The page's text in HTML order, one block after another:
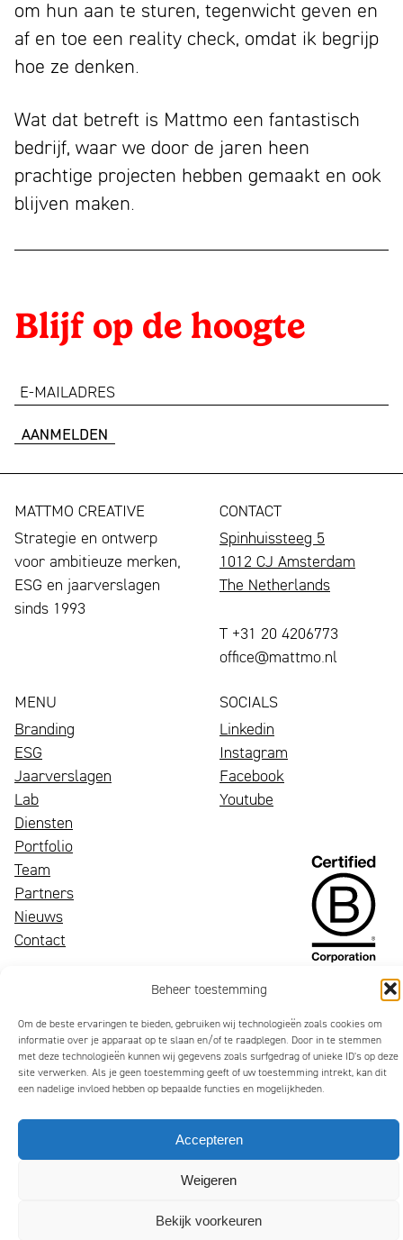
Beheer toestemming
Om de beste ervaringen te bieden, gebruiken wij technologieën zoals cookies om
informatie over je apparaat op te slaan en/of te raadplegen. Door in te stemmen
met deze technologieën kunnen wij gegevens zoals surfgedrag of unieke ID's op deze
site verwerken. Als je geen toestemming geeft of uw toestemming intrekt, kan dit
een nadelige invloed hebben op bepaalde functies en mogelijkheden.
Accepteren
Weigeren
Bekijk voorkeuren
om hun aan te sturen, tegenwicht geven en
af en toe een reality check, omdat ik begrijp
hoe ze denken.
Wat dat betreft is Mattmo een fantastisch
bedrijf, waar we door de jaren heen
prachtige projecten hebben gemaakt en ook
blijven maken.
Blijf op de hoogte
e-
MATTMO CREATIVE
Strategie en ontwerp
voor ambitieuze merken,
ESG en jaarverslagen
sinds 1993
CONTACT
Spinhuissteeg 5
1012 CJ Amsterdam
The Netherlands
T +31 20 4206773
office@mattmo.nl
MENU
Branding
ESG
Jaarverslagen
Lab
Diensten
Portfolio
Een
bloeiend
merk
trekt
en
laat
mensen
Team
Wij
zijn
Mattmo,
ESG-
ondersteuning
en
Partners
Nieuws
Contact
SOCIALS
Linkedin
Instagram
Facebook
Youtube
Copyright 2026 Mattmo Creative BV